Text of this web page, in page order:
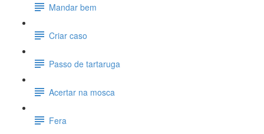
Mandar bem
Criar caso
Passo de tartaruga
Acertar na mosca
Fera